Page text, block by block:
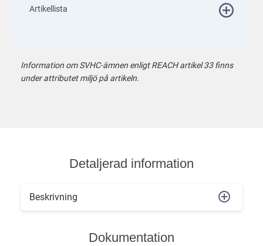
Artikellista
Information om SVHC-ämnen enligt REACH artikel 33 finns
under attributet miljö på artikeln.
Detaljerad information
Beskrivning
Dokumentation